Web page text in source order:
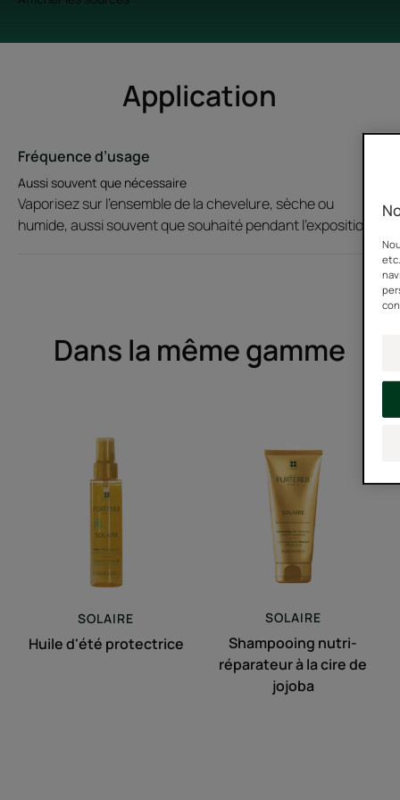
Application
Fréquence d’usage
Aussi souvent que nécessaire
Vaporisez sur l'ensemble de la chevelure, sèche ou
humide, aussi souvent que souhaité pendant l'exposition.
Dans la même gamme
Huile
d'été
protectrice
SOLAIRE
Huile d'été protectrice
nutri-
réparateur
la
cire
de
jojoba
SOLAIRE
Shampooing nutri-
réparateur à la cire de
jojoba